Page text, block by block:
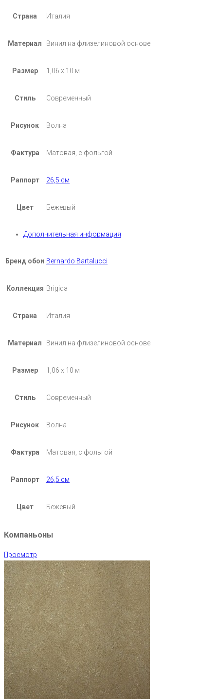
Страна Италия
Материал Винил на флизелиновой основе
Размер 1,06 х 10 м
Стиль Современный
Рисунок Волна
Фактура Матовая, с фольгой
Раппорт 26,5 см
Цвет Бежевый
Дополнительная информация
Бренд обои Bernardo Bartalucci
Коллекция Brigida
Страна Италия
Материал Винил на флизелиновой основе
Размер 1,06 х 10 м
Стиль Современный
Рисунок Волна
Фактура Матовая, с фольгой
Раппорт 26,5 см
Цвет Бежевый
Компаньоны
Просмотр